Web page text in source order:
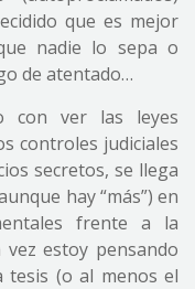
que es mejor
nadie lo sepa o
de atentado…
con ver las leyes
controles judiciales
secretos, se llega
hay “más”) en
frente a la
vez estoy pensando
(o al menos el